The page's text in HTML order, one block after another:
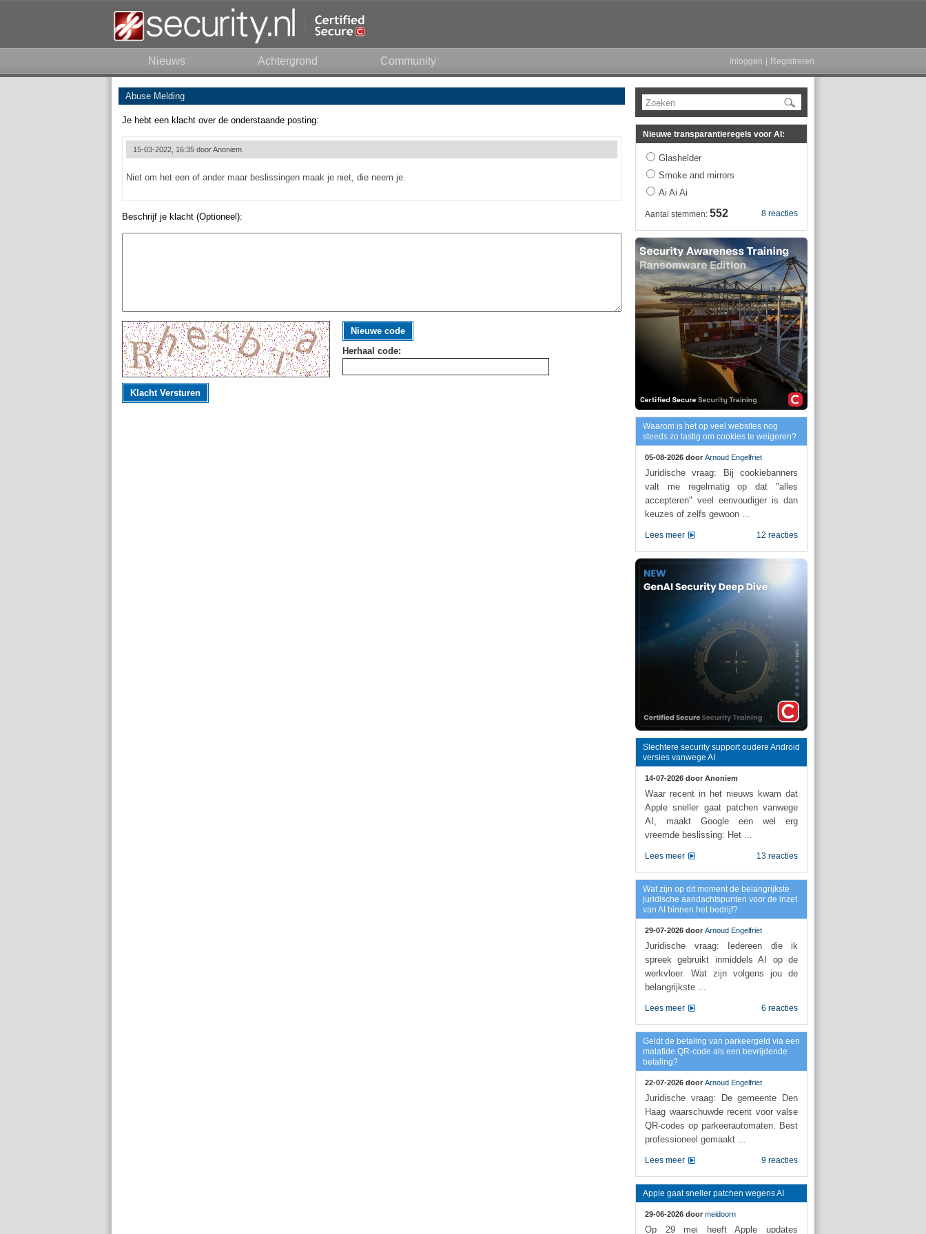
Nieuws Achtergrond Community Inloggen Registreren
Abuse Melding
Je hebt een klacht over de onderstaande posting:
15-03-2022, 16:35 doorAnoniem
Niet om het een of ander maar beslissingen maak je niet, die neem je.
Beschrijf je klacht (Optioneel):
Nieuwe code
Herhaal code:
Klacht Versturen
Zoeken
Nieuwe transparantieregels voor AI:
Glashelder
Smoke and mirrors
Ai Ai Ai
8 reacties
Aantal stemmen: 552
Waarom is het op veel websites nog
steeds zo lastig om cookies te weigeren?
05-08-2026 door Arnoud Engelfriet
Juridische vraag: Bij cookiebanners
valt me regelmatig op dat "alles
accepteren" veel eenvoudiger is dan
keuzes of zelfs gewoon ...
12 reacties
Lees meer
Slechtere security support oudere Android
versies vanwege AI
14-07-2026 door Anoniem
Waar recent in het nieuws kwam dat
Apple sneller gaat patchen vanwege
AI, maakt Google een wel erg
vreemde beslissing: Het ...
13 reacties
Lees meer
Wat zijn op dit moment de belangrijkste
juridische aandachtspunten voor de inzet
van AI binnen het bedrijf?
29-07-2026 door Arnoud Engelfriet
Juridische vraag: Iedereen die ik
spreek gebruikt inmiddels AI op de
werkvloer. Wat zijn volgens jou de
belangrijkste ...
6 reacties
Lees meer
Geldt de betaling van parkeergeld via een
malafide QR-code als een bevrijdende
betaling?
22-07-2026 door Arnoud Engelfriet
Juridische vraag: De gemeente Den
Haag waarschuwde recent voor valse
QR-codes op parkeerautomaten. Best
professioneel gemaakt ...
9 reacties
Lees meer
Apple gaat sneller patchen wegens AI
29-06-2026 door meidoorn
Op 29 mei heeft Apple updates